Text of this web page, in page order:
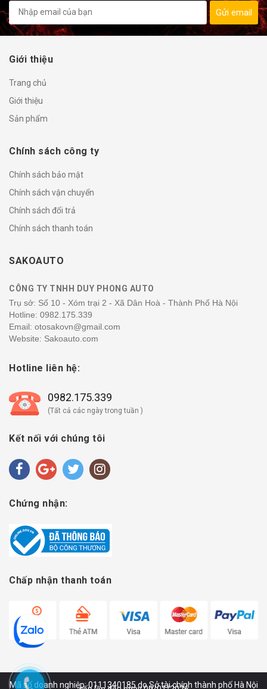
Gửi email
Giới thiệu
Trang chủ
Giới thiệu
Sản phẩm
Chính sách công ty
Chính sách bảo mật
Chính sách vận chuyển
Chính sách đổi trả
Chính sách thanh toán
SAKOAUTO
CÔNG TY TNHH DUY PHONG AUTO
Trụ sở: Số 10 - Xóm trại 2 - Xã Dân Hoà - Thành Phố Hà Nội
Hotline: 0982.175.339
Email: otosakovn@gmail.com
Website: Sakoauto.com
Hotline liên hệ:
0982.175.339
(Tất cả các ngày trong tuần )
Kết nối với chúng tôi
Chứng nhận:
Chấp nhận thanh toán
Mã số doanh nghiệp: 0111340185 do Sở tài chính thành phố Hà Nội